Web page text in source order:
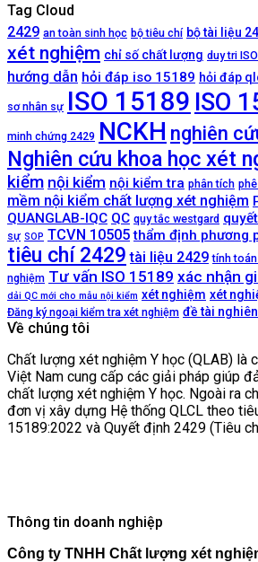
Tag Cloud
2429 an toàn sinh học bộ tiêu chí bộ tài liệu
xét nghiệm chỉ số chất lượng duy tri
hướng dẫn hỏi đáp iso 15189 hỏi đáp
sơ nhân sự ISO 15189 ISO
minh chứng 2429 NCKH nghiên
Nghiên cứu khoa học xét
kiểm nội kiểm nội kiểm tra phân tích
mềm nội kiểm chất lượng xét nghiệm
QUANGLAB-IQC QC quy tắc westgard
sự SOP TCVN 10505 thẩm định phương
tiêu chí 2429 tài liệu 2429 tính
nghiệm Tư vấn ISO 15189 xác nhận
dải QC mới cho mẫu nội kiểm xét nghiệm xét
Đăng ký ngoại kiểm tra xét nghiệm đề tài
Về chúng tôi
Chất lượng xét nghiệm Y học (QLAB) là
Việt Nam cung cấp các giải pháp giúp
chất lượng xét nghiệm Y học. Ngoài ra
đơn vị xây dựng Hệ thống QLCL theo
15189:2022 và Quyết định 2429 (Tiêu
Thông tin doanh nghiệp
Công ty TNHH Chất lượng xét